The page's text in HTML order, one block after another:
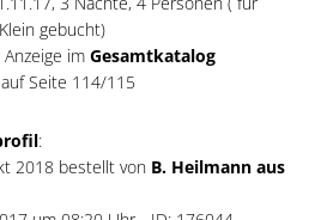
gebucht)
im Gesamtkatalog
Seite 114/115
:
2018 bestellt von B. Heilmann aus